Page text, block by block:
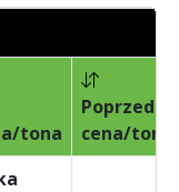
tona
cena/tona